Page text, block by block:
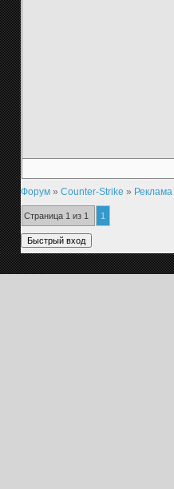
Форум » Counter-Strike » Реклама
Страница 1 из 1 1